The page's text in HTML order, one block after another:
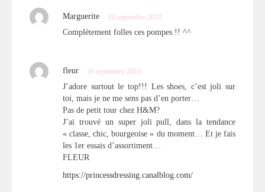
Marguerite 16 septembre 2010
Complètement folles ces pompes !! ^^
fleur 16 septembre 2010
J’adore surtout le top!!! Les shoes, c’est joli sur
toi, mais je ne me sens pas d’en porter…
Pas de petit tour chez H&M?
J’ai trouvé un super joli pull, dans la tendance
« classe, chic, bourgeoise » du moment… Et je fais
les 1er essais d’assortiment…
FLEUR
https://princessdressing.canalblog.com/